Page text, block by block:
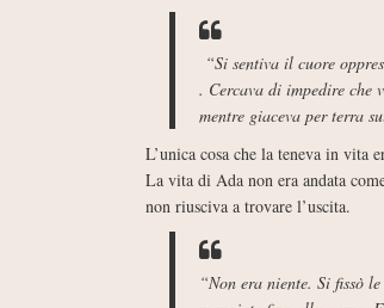
“Si sentiva il cuore
. Cercava di impedire che
mentre giaceva per terra
L’unica cosa che la teneva in vita
La vita di Ada non era andata
non riusciva a trovare l’uscita.
“Non era niente. Si fissò